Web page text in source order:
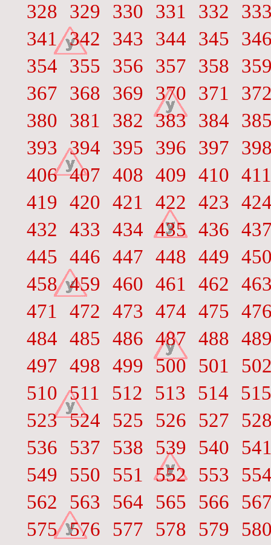
328
329 330 331 332
341
342 343 344 345
354
355 356 357 358
367
368 369 370 371
380
381 382 383 384
393 394 395 396 397
406 407 408 409 410 411
419 420 421 422 423
432
433 434 435 436
445 446 447 448 449
458 459 460 461 462
471
472 473 474 475
484 485 486 487 488
497 498 499 500 501
510 511 512 513 514
515
523 524 525 526 527
536
537 538 539 540
549
550 551 552 553
562
563 564 565 566
575 576 577 578 579